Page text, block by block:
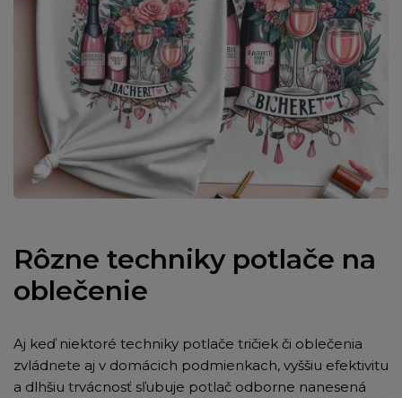
Rôzne techniky potlače na
oblečenie
Aj keď niektoré techniky potlače tričiek či oblečenia
zvládnete aj v domácich podmienkach, vyššiu efektivitu
a dlhšiu trvácnosť sľubuje potlač odborne nanesená